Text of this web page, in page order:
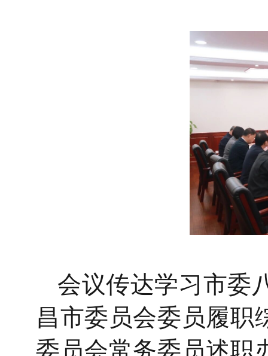
会议传达学习市委
昌市委员会委员履职
委员会常务委员述职